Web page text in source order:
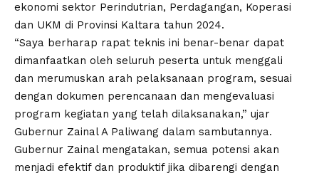
ekonomi sektor Perindutrian, Perdagangan, Koperasi
dan UKM di Provinsi Kaltara tahun 2024.
“Saya berharap rapat teknis ini benar-benar dapat
dimanfaatkan oleh seluruh peserta untuk menggali
dan merumuskan arah pelaksanaan program, sesuai
dengan dokumen perencanaan dan mengevaluasi
program kegiatan yang telah dilaksanakan,” ujar
Gubernur Zainal A Paliwang dalam sambutannya.
Gubernur Zainal mengatakan, semua potensi akan
menjadi efektif dan produktif jika dibarengi dengan